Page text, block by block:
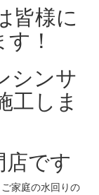
皆様に
！
シンサ
工しま
です
家庭の水回りの